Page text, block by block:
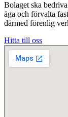
Bolaget ska
äga och förvalta
därmed förenlig
Hitta till oss